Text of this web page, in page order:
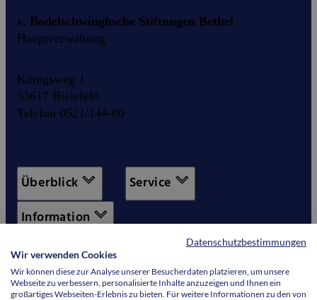
v. Bodelschwinghsche Stiftungen Bethel
Hauptverwaltung
Königsweg 1
33617 Bielefeld
Telefon 0521/144-00
Überblick
Service
Information
Datenschutzbestimmungen
Wir verwenden Cookies
Wir können diese zur Analyse unserer Besucherdaten platzieren, um unsere
Webseite zu verbessern, personalisierte Inhalte anzuzeigen und Ihnen ein
großartiges Webseiten-Erlebnis zu bieten. Für weitere Informationen zu den von